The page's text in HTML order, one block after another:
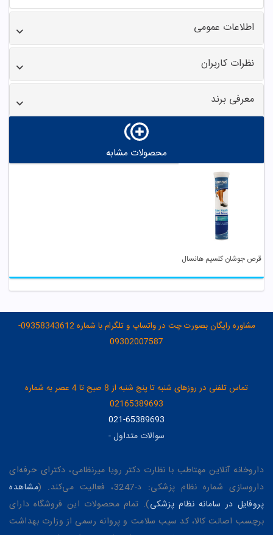
اطلاعات عمومی
نظرات کاربران
معرفی برند
محصولات مشابه
قرص جوشان کلسیم هانسال
مشاوره رایگان بصورت چت در واتساپ و تلگرام با شماره 09358343612-
09302007587
تماس تلفنی در روزهای شنبه تا پنج شنبه از 8 صبح تا 4 عصر به شماره
02165389693
021-65389693
سوالات متداول-
داروخانه آنلاین مهتاطب با نظارت دکتر رویا میرنظامی، دکترای حرفه‌ای
داروسازی شماره نظام پزشکی: د-3247، فعالیت می‌کند. (
مشاهده
پروفایل در سامانه نظام پزشکی). تمام محصولات این فروشگاه دارای
برچسب اصالت کالا، کد سیب سلامت و پروانه رسمی از وزارت بهداشت